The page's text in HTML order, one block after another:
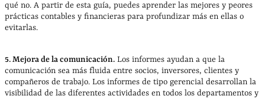
qué no. A partir de esta guía, puedes aprender las mejores y peores
prácticas contables y financieras para profundizar más en ellas o
evitarlas.
5. Mejora de la comunicación. Los informes ayudan a que la
comunicación sea más fluida entre socios, inversores, clientes y
compañeros de trabajo. Los informes de tipo gerencial desarrollan la
visibilidad de las diferentes actividades en todos los departamentos y